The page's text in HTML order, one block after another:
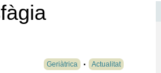
Geriàtrica Actualitat